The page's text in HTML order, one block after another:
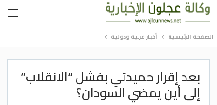
الصفحة الرئيسية أخبار عربية ودولية
بعد إقرار حميدتي بفشل “الانقلاب”
إلى أين يمضي السودان؟